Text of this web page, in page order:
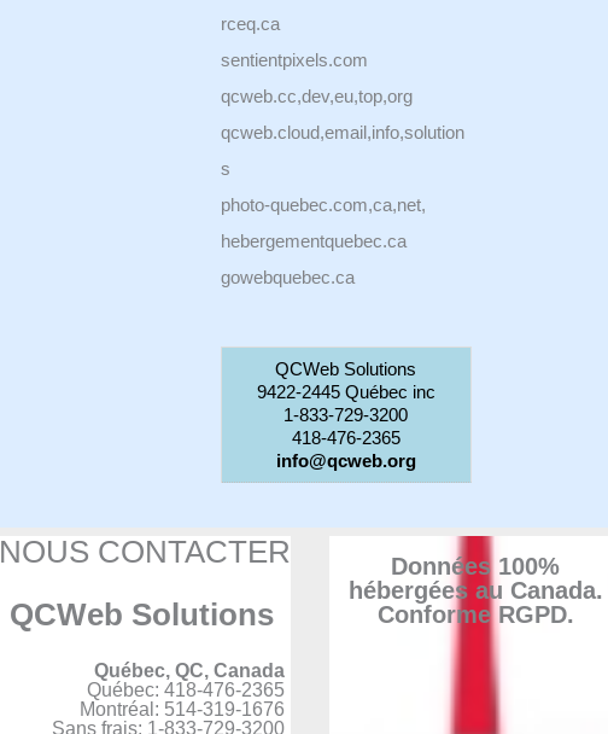
rceq.ca
sentientpixels.com
qcweb.cc,dev,eu,top,org
qcweb.cloud,email,info,solution
s
photo-quebec.com,ca,net,
hebergementquebec.ca
gowebquebec.ca
QCWeb Solutions
9422-2445 Québec inc
1-833-729-3200
418-476-2365
info@qcweb.org
NOUS CONTACTER
QCWeb Solutions
Québec, QC, Canada
Québec: 418-476-2365
Montréal: 514-319-1676
Sans frais: 1-833-729-3200
Données 100%
hébergées au Canada.
Conforme RGPD.